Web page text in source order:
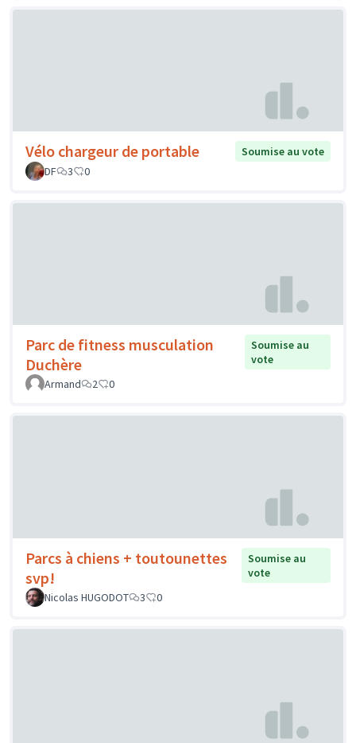
Vélo chargeur de portable
Soumise au vote
DF
3 0
Parc de fitness musculation
Duchère
Soumise au
vote
Armand
2 0
Parcs à chiens + toutounettes
svp!
Soumise au
vote
Nicolas HUGODOT
3 0